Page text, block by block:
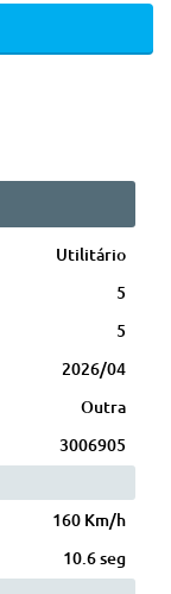
Utilitário
5
5
2026/04
Outra
3006905
160 Km/h
10.6 seg